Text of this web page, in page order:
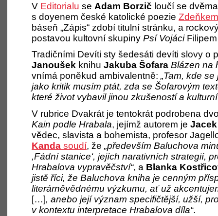
V Editorialu se Adam Borzič loučí se
s doyenem české katolické poezie
báseň „Zápis“ zdobí titulní stránku, a
postavou kultovní skupiny Psí VojáciFilipem
Tradičními Devíti sty šedesáti devíti slovy o
Janoušek knihu Jakuba Šofara Blázen na
vnímá poněkud ambivalentně: „Tam, kde
jako kritik musím ptát, zda se Šofarovým
které život vybavil jinou zkušeností a
V rubrice Dvakrát je tentokrát podrobena
Kain podle Hrabala, jejímž autorem je
vědec, slavista a bohemista, profesor
Kanda soudí, že „především Baluchova
,Fádní stanice‘, jejích narativních strategií,
Hrabalova vypravěčství“, a Blanka
jistě říci, že Baluchova kniha je cenným
literárněvědnému výzkumu, ať už
[…], anebo její význam specifičtější, užší,
v kontextu interpretace Hrabalova díla“.